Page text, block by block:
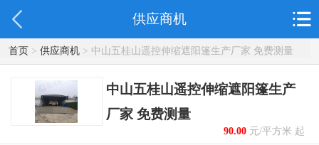
供应商机
首页> 供应商机> 中山五桂山遥控伸缩遮阳篷生产厂家 免费测量
中山五桂山遥控伸缩遮阳篷生产
厂家 免费测量
90.00元/平方米 起